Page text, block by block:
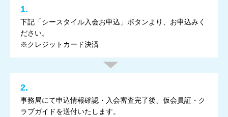
1.
下記「シースタイル入会お申込」ボタンより、お申込みく
ださい。
※クレジットカード決済
2.
事務局にて申込情報確認・入会審査完了後、仮会員証・ク
ラブガイドを送付いたします。